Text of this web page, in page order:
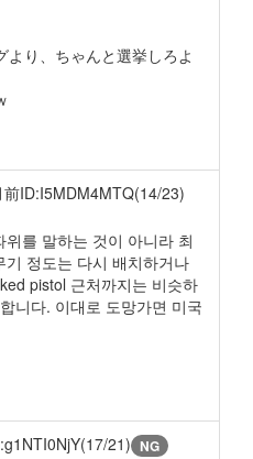
より、ちゃんと選挙しろよ
前ID:I5MDM4MTQ(14/23)
를 말하는 것이 아니라 최
기 정도는 다시 배치하거나
pistol 근처까지는 비슷하
니다. 이대로 도망가면 미국
21) NG